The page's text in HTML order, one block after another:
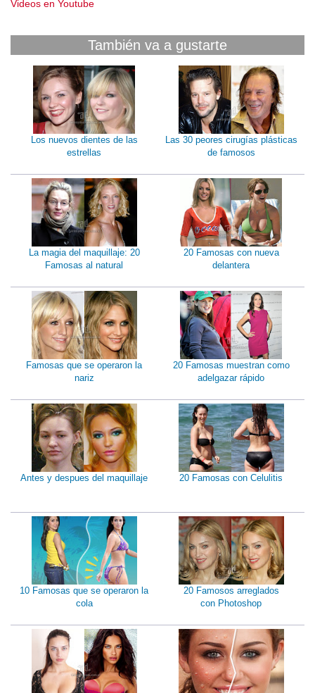
Videos en Youtube
También va a gustarte
Los nuevos dientes de las
estrellas
Las 30 peores cirugías plásticas
de famosos
La magia del maquillaje: 20
Famosas al natural
20 Famosas con nueva
delantera
Famosas que se operaron la
nariz
20 Famosas muestran como
adelgazar rápido
Antes y despues del maquillaje 20 Famosas con Celulitis
10 Famosas que se operaron la
cola
20 Famosos arreglados
con Photoshop